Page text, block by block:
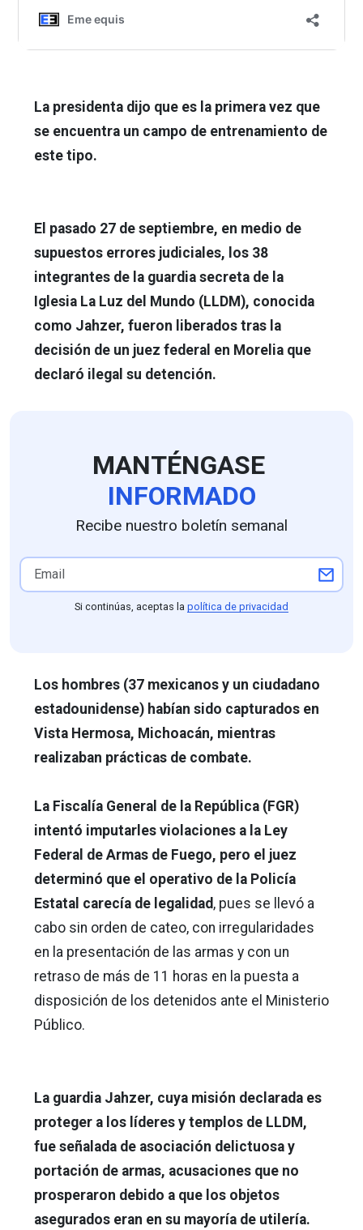
La presidenta dijo que es la primera vez que
se encuentra un campo de entrenamiento de
este tipo.
El pasado 27 de septiembre, en medio de
supuestos errores judiciales, los 38
integrantes de la guardia secreta de la
Iglesia La Luz del Mundo (LLDM), conocida
como Jahzer, fueron liberados tras la
decisión de un juez federal en Morelia que
declaró ilegal su detención.
MANTÉNGASE
INFORMADO
Recibe nuestro boletín semanal
Si continúas, aceptas la política de privacidad
Los hombres (37 mexicanos y un ciudadano
estadounidense) habían sido capturados en
Vista Hermosa, Michoacán, mientras
realizaban prácticas de combate.
La Fiscalía General de la República (FGR)
intentó imputarles violaciones a la Ley
Federal de Armas de Fuego, pero el juez
determinó que el operativo de la Policía
Estatal carecía de legalidad , pues se llevó a
cabo sin orden de cateo, con irregularidades
en la presentación de las armas y con un
retraso de más de 11 horas en la puesta a
disposición de los detenidos ante el Ministerio
Público.
La guardia Jahzer, cuya misión declarada es
proteger a los líderes y templos de LLDM,
fue señalada de asociación delictuosa y
portación de armas, acusaciones que no
prosperaron debido a que los objetos
asegurados eran en su mayoría de utilería.